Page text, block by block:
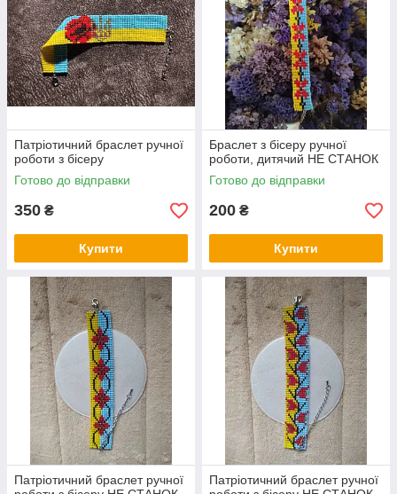
Патріотичний браслет ручної
роботи з бісеру
Готово до відправки
350 ₴
Купити
Браслет з бісеру ручної
роботи, дитячий НЕ СТАНОК
Готово до відправки
200 ₴
Купити
Патріотичний браслет ручної
Патріотичний браслет ручної